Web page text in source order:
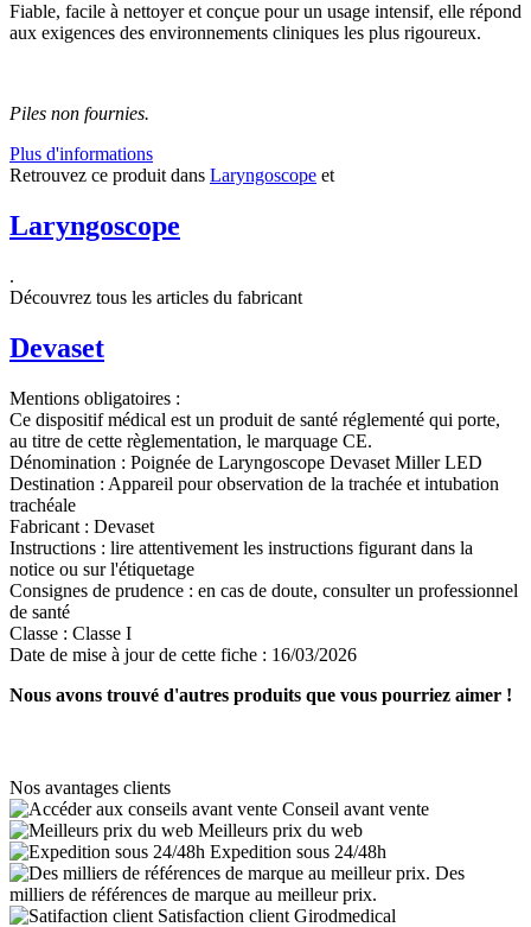
Fiable, facile à nettoyer et conçue pour un usage intensif, elle répond
aux exigences des environnements cliniques les plus rigoureux.
Piles non fournies.
Plus d'informations
Retrouvez ce produit dans Laryngoscope et
Laryngoscope
.
Découvrez tous les articles du fabricant
Devaset
Mentions obligatoires :
Ce dispositif médical est un produit de santé réglementé qui porte,
au titre de cette règlementation, le marquage CE.
Dénomination : Poignée de Laryngoscope Devaset Miller LED
Destination : Appareil pour observation de la trachée et intubation
trachéale
Fabricant : Devaset
Instructions : lire attentivement les instructions figurant dans la
notice ou sur l'étiquetage
Consignes de prudence : en cas de doute, consulter un professionnel
de santé
Classe : Classe I
Date de mise à jour de cette fiche : 16/03/2026
Nous avons trouvé d'autres produits que vous pourriez aimer !
Nos avantages clients
Conseil avant vente
Meilleurs prix du web
Expedition sous 24/48h
Des
milliers de références de marque au meilleur prix.
Satisfaction client Girodmedical